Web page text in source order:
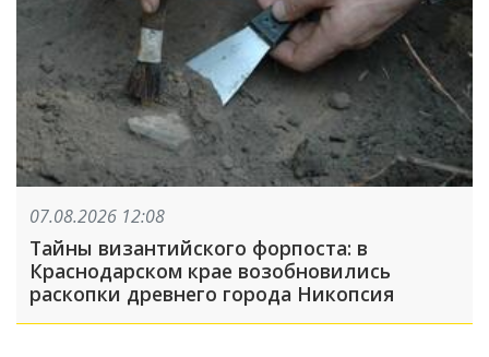
07.08.2026 12:08
Тайны византийского форпоста: в
Краснодарском крае возобновились
раскопки древнего города Никопсия